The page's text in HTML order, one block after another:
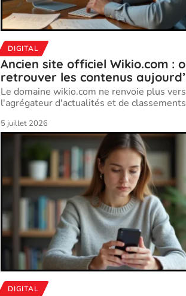
DIGITAL
Ancien site officiel Wikio.com :
retrouver les contenus
Le domaine wikio.com ne renvoie plus vers
l'agrégateur d'actualités et de classements
5 juillet 2026
DIGITAL